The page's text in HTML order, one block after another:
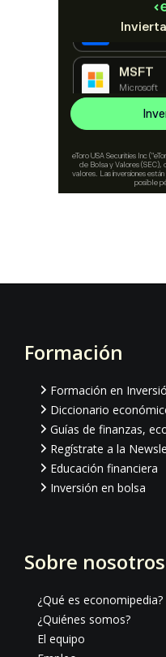
Footer
Formación
Formación en
Diccionario
Guías de finanzas,
Regístrate a la
Educación financiera
Inversión en bolsa
Sobre nosotros
¿Qué es economipedia?
¿Quiénes somos?
El equipo